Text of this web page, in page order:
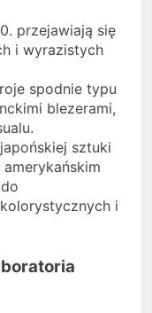
przejawiają się
i wyrazistych
spodnie typu
blezerami,
sztuki
i